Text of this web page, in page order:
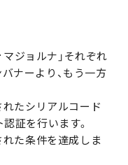
マジョルナ」それぞれ
ナーより、もう一方
たシリアルコード
証を行います。
た条件を達成しま